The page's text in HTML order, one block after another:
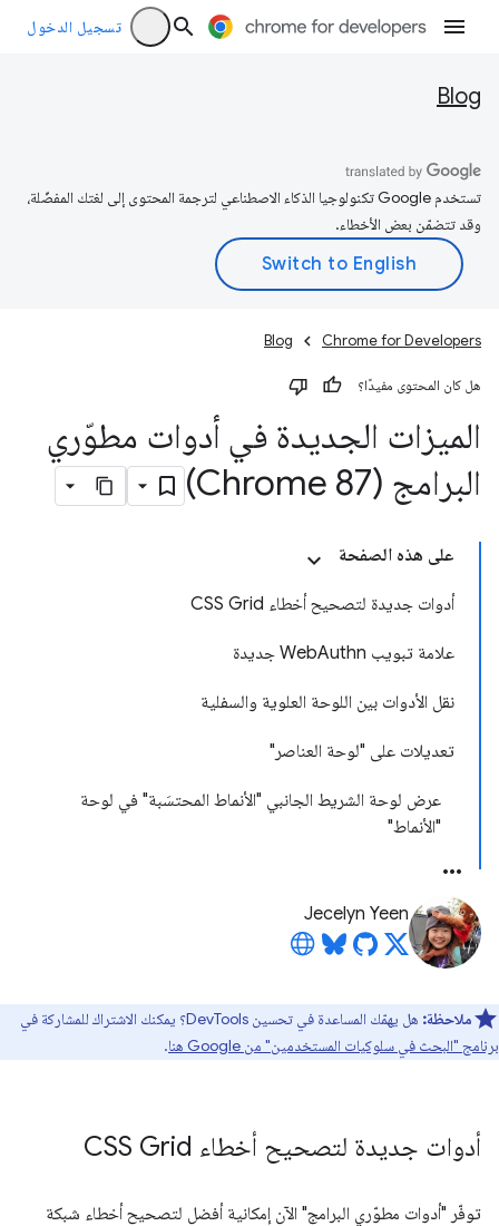
تسجيل الدخول
Blog
تستخدم Google تكنولوجيا الذكاء الاصطناعي لترجمة المحتوى إلى لغتك المفضّلة،
وقد تتضمّن بعض الأخطاء.
Chrome for Developers
Blog
هل كان المحتوى مفيدًا؟
الميزات الجديدة في أدوات مطوّري
البرامج (Chrome 87)
على هذه الصفحة
أدوات جديدة لتصحيح أخطاء CSS Grid
علامة تبويب WebAuthn جديدة
نقل الأدوات بين اللوحة العلوية والسفلية
تعديلات على "لوحة العناصر"
عرض لوحة الشريط الجانبي "الأنماط المحتسَبة" في لوحة
"الأنماط"
Jecelyn Yeen
ملاحظة: هل يهمّك المساعدة في تحسين DevTools؟ يمكنك الاشتراك للمشاركة في
برنامج "البحث في سلوكيات المستخدمين" من Google هنا
.
أدوات جديدة لتصحيح أخطاء CSS Grid
توفّر "أدوات مطوّري البرامج" الآن إمكانية أفضل لتصحيح أخطاء شبكة